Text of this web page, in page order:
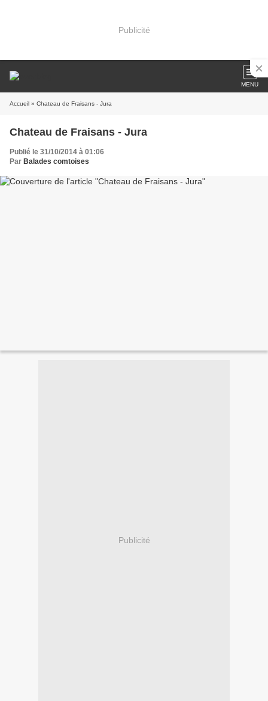
Publicité
MENU
Accueil » Chateau de Fraisans - Jura
Chateau de Fraisans - Jura
Publié le 31/10/2014 à 01:06
Par Balades comtoises
Publicité